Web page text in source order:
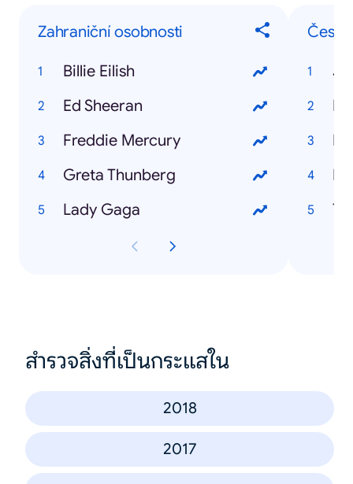
Zahraniční osobnosti
Billie Eilish
Ed Sheeran
Freddie Mercury
Greta Thunberg
Lady Gaga
สำรวจสิ่งที่เป็นกระแสใน
2018
2017